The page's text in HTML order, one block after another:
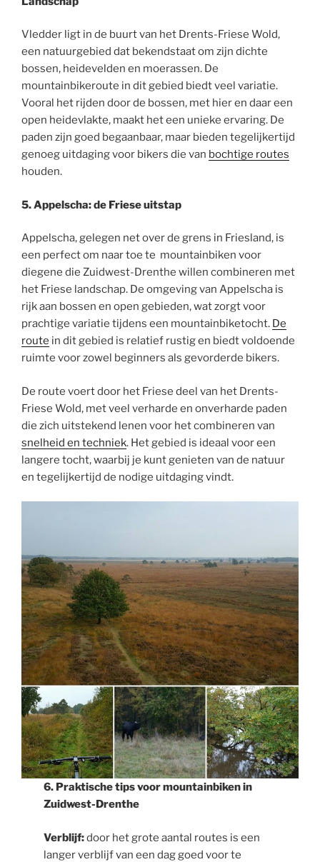
Vledder ligt in de buurt van het Drents-Friese Wold,
een natuurgebied dat bekendstaat om zijn dichte
bossen, heidevelden en moerassen. De
mountainbikeroute in dit gebied biedt veel variatie.
Vooral het rijden door de bossen, met hier en daar een
open heidevlakte, maakt het een unieke ervaring. De
paden zijn goed begaanbaar, maar bieden tegelijkertijd
genoeg uitdaging voor bikers die van bochtige routes
houden.
5. Appelscha: de Friese uitstap
Appelscha, gelegen net over de grens in Friesland, is
een perfect om naar toe te mountainbiken voor
diegene die Zuidwest-Drenthe willen combineren met
het Friese landschap. De omgeving van Appelscha is
rijk aan bossen en open gebieden, wat zorgt voor
prachtige variatie tijdens een mountainbiketocht. De
route in dit gebied is relatief rustig en biedt voldoende
ruimte voor zowel beginners als gevorderde bikers.
De route voert door het Friese deel van het Drents-
Friese Wold, met veel verharde en onverharde paden
die zich uitstekend lenen voor het combineren van
snelheid en techniek. Het gebied is ideaal voor een
langere tocht, waarbij je kunt genieten van de natuur
en tegelijkertijd de nodige uitdaging vindt.
6. Praktische tips voor mountainbiken in
Zuidwest-Drenthe
Verblijf:door het grote aantal routes is een
langer verblijf van een dag goed voor te